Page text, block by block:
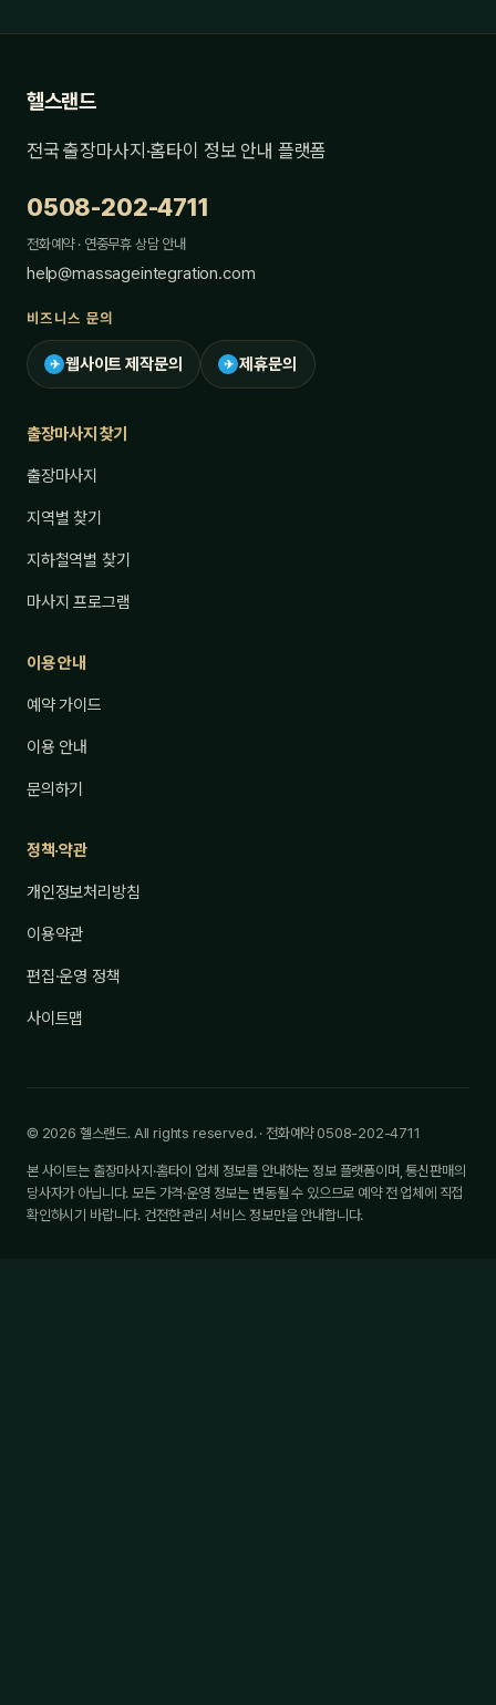
헬스랜드
전국 출장마사지·홈타이 정보 안내 플랫폼
0508-202-4711
전화예약 · 연중무휴 상담 안내
help@massageintegration.com
비즈니스 문의
✈ 웹사이트 제작문의 ✈ 제휴문의
출장마사지 찾기
출장마사지
지역별 찾기
지하철역별 찾기
마사지 프로그램
이용 안내
예약 가이드
이용 안내
문의하기
정책·약관
개인정보처리방침
이용약관
편집·운영 정책
사이트맵
© 2026 헬스랜드. All rights reserved. · 전화예약 0508-202-4711
본 사이트는 출장마사지·홈타이 업체 정보를 안내하는 정보 플랫폼이며, 통신판매의
당사자가 아닙니다. 모든 가격·운영 정보는 변동될 수 있으므로 예약 전 업체에 직접
확인하시기 바랍니다. 건전한 관리 서비스 정보만을 안내합니다.